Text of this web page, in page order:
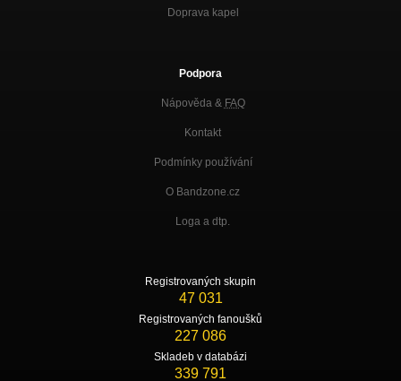
Doprava kapel
Podpora
Nápověda & FAQ
Kontakt
Podmínky používání
O Bandzone.cz
Loga a dtp.
Registrovaných skupin
47 031
Registrovaných fanoušků
227 086
Skladeb v databázi
339 791